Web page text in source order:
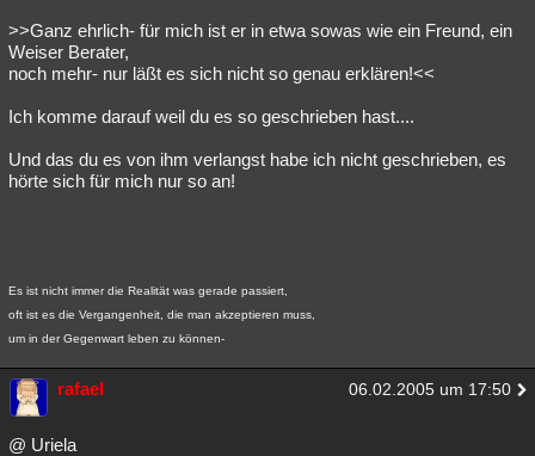
>>Ganz ehrlich- für mich ist er in etwa sowas wie ein Freund, ein
Weiser Berater,
noch mehr- nur läßt es sich nicht so genau erklären!<<
Ich komme darauf weil du es so geschrieben hast....
Und das du es von ihm verlangst habe ich nicht geschrieben, es
hörte sich für mich nur so an!
Es ist nicht immer die Realität was gerade passiert,
oft ist es die Vergangenheit, die man akzeptieren muss,
um in der Gegenwart leben zu können-
rafael 06.02.2005 um 17:50
@ Uriela